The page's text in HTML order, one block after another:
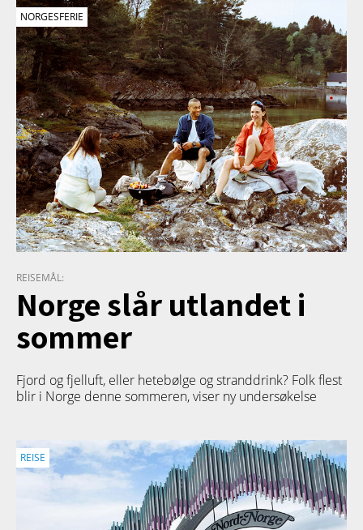
NORGESFERIE
REISEMÅL:
Norge slår utlandet i
sommer
Fjord og fjelluft, eller hetebølge og stranddrink? Folk flest
blir i Norge denne sommeren, viser ny undersøkelse
REISE